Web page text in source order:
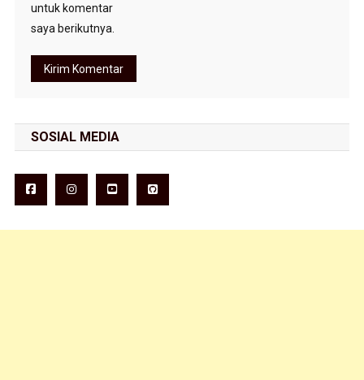
untuk komentar
saya berikutnya.
SOSIAL MEDIA